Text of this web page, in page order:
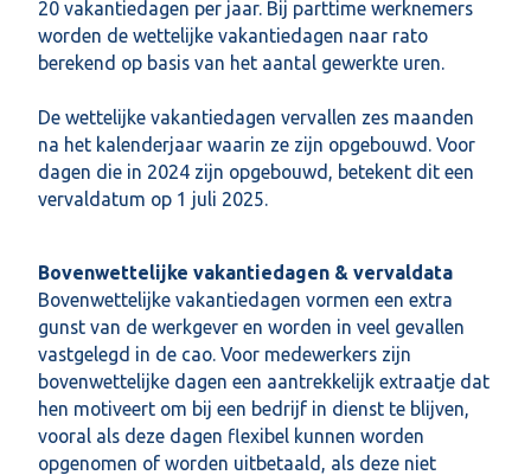
20 vakantiedagen per jaar. Bij parttime werknemers
worden de wettelijke vakantiedagen naar rato
berekend op basis van het aantal gewerkte uren.
De wettelijke vakantiedagen vervallen zes maanden
na het kalenderjaar waarin ze zijn opgebouwd. Voor
dagen die in 2024 zijn opgebouwd, betekent dit een
vervaldatum op 1 juli 2025.
Bovenwettelijke vakantiedagen & vervaldata
Bovenwettelijke vakantiedagen vormen een extra
gunst van de werkgever en worden in veel gevallen
vastgelegd in de cao. Voor medewerkers zijn
bovenwettelijke dagen een aantrekkelijk extraatje dat
hen motiveert om bij een bedrijf in dienst te blijven,
vooral als deze dagen flexibel kunnen worden
opgenomen of worden uitbetaald, als deze niet